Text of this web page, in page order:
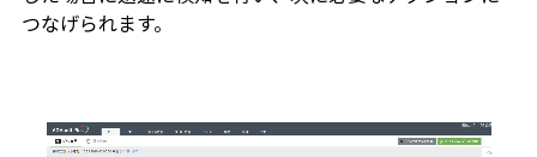
つなげられます。